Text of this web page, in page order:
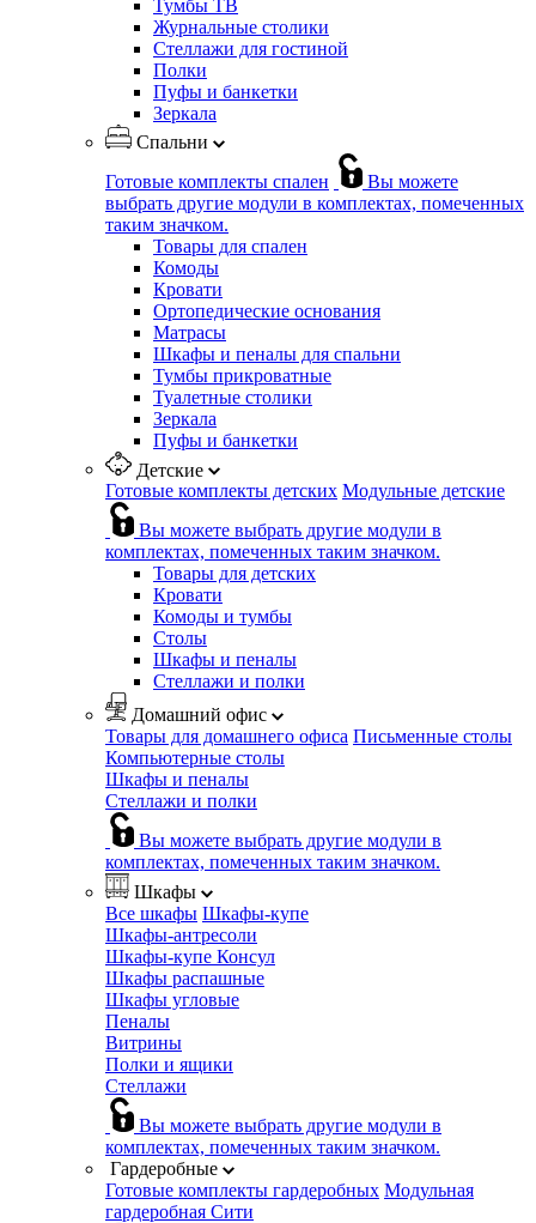
Тумбы ТВ
Журнальные столики
Стеллажи для гостиной
Полки
Пуфы и банкетки
Зеркала
Спальни
Готовые комплекты спален
Вы можете
выбрать другие модули в комплектах, помеченных
таким значком.
Товары для спален
Комоды
Кровати
Ортопедические основания
Матрасы
Шкафы и пеналы для спальни
Тумбы прикроватные
Туалетные столики
Зеркала
Пуфы и банкетки
Детские
Готовые комплекты детских Модульные детские
Вы можете выбрать другие модули в
комплектах, помеченных таким значком.
Товары для детских
Кровати
Комоды и тумбы
Столы
Шкафы и пеналы
Стеллажи и полки
Домашний офис
Товары для домашнего офиса Письменные столы
Компьютерные столы
Шкафы и пеналы
Стеллажи и полки
Вы можете выбрать другие модули в
комплектах, помеченных таким значком.
Шкафы
Все шкафы Шкафы-купе
Шкафы-антресоли
Шкафы-купе Консул
Шкафы распашные
Шкафы угловые
Пеналы
Витрины
Полки и ящики
Стеллажи
Вы можете выбрать другие модули в
комплектах, помеченных таким значком.
Гардеробные
Готовые комплекты гардеробных Модульная
гардеробная Сити